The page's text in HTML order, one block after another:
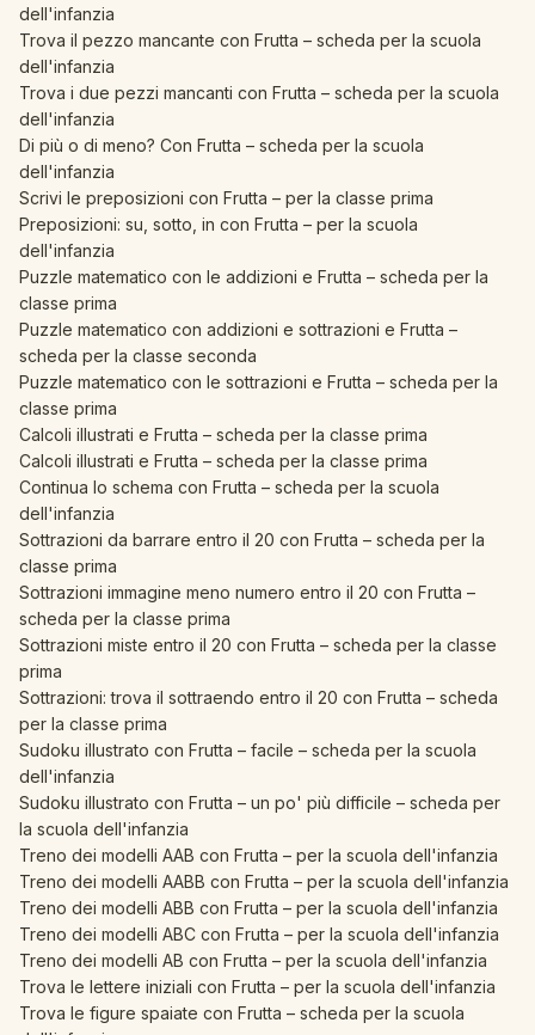
dell'infanzia
Trova il pezzo mancante con Frutta – scheda per la scuola
dell'infanzia
Trova i due pezzi mancanti con Frutta – scheda per la scuola
dell'infanzia
Di più o di meno? Con Frutta – scheda per la scuola
dell'infanzia
Scrivi le preposizioni con Frutta – per la classe prima
Preposizioni: su, sotto, in con Frutta – per la scuola
dell'infanzia
Puzzle matematico con le addizioni e Frutta – scheda per la
classe prima
Puzzle matematico con addizioni e sottrazioni e Frutta –
scheda per la classe seconda
Puzzle matematico con le sottrazioni e Frutta – scheda per la
classe prima
Calcoli illustrati e Frutta – scheda per la classe prima
Calcoli illustrati e Frutta – scheda per la classe prima
Continua lo schema con Frutta – scheda per la scuola
dell'infanzia
Sottrazioni da barrare entro il 20 con Frutta – scheda per la
classe prima
Sottrazioni immagine meno numero entro il 20 con Frutta –
scheda per la classe prima
Sottrazioni miste entro il 20 con Frutta – scheda per la classe
prima
Sottrazioni: trova il sottraendo entro il 20 con Frutta – scheda
per la classe prima
Sudoku illustrato con Frutta – facile – scheda per la scuola
dell'infanzia
Sudoku illustrato con Frutta – un po' più difficile – scheda per
la scuola dell'infanzia
Treno dei modelli AAB con Frutta – per la scuola dell'infanzia
Treno dei modelli AABB con Frutta – per la scuola dell'infanzia
Treno dei modelli ABB con Frutta – per la scuola dell'infanzia
Treno dei modelli ABC con Frutta – per la scuola dell'infanzia
Treno dei modelli AB con Frutta – per la scuola dell'infanzia
Trova le lettere iniziali con Frutta – per la scuola dell'infanzia
Trova le figure spaiate con Frutta – scheda per la scuola